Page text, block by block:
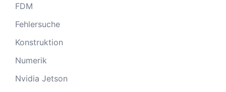
FDM
Fehlersuche
Konstruktion
Numerik
Nvidia Jetson